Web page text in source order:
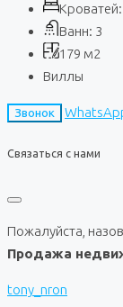
Кроватей:
Ванн: 3
179 м2
Виллы
Звонок
Связаться с нами
Пожалуйста,
Продажа
tony_nron